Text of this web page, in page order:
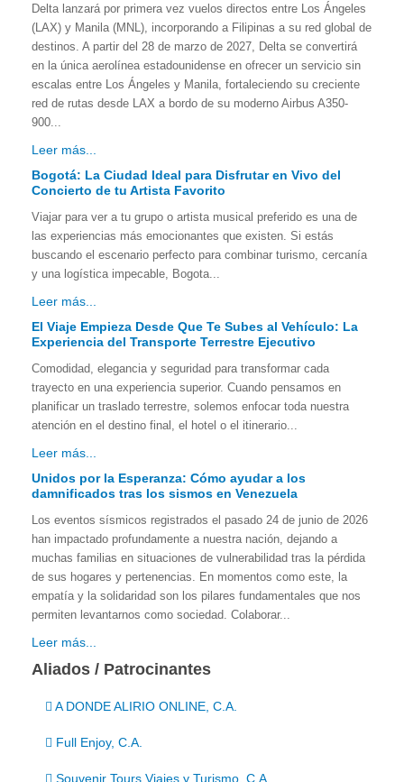
Delta lanzará por primera vez vuelos directos entre Los Ángeles
(LAX) y Manila (MNL), incorporando a Filipinas a su red global de
destinos. A partir del 28 de marzo de 2027, Delta se convertirá
en la única aerolínea estadounidense en ofrecer un servicio sin
escalas entre Los Ángeles y Manila, fortaleciendo su creciente
red de rutas desde LAX a bordo de su moderno Airbus A350-
900...
Leer más...
Bogotá: La Ciudad Ideal para Disfrutar en Vivo del
Concierto de tu Artista Favorito
Viajar para ver a tu grupo o artista musical preferido es una de
las experiencias más emocionantes que existen. Si estás
buscando el escenario perfecto para combinar turismo, cercanía
y una logística impecable, Bogota...
Leer más...
El Viaje Empieza Desde Que Te Subes al Vehículo: La
Experiencia del Transporte Terrestre Ejecutivo
Comodidad, elegancia y seguridad para transformar cada
trayecto en una experiencia superior. Cuando pensamos en
planificar un traslado terrestre, solemos enfocar toda nuestra
atención en el destino final, el hotel o el itinerario...
Leer más...
Unidos por la Esperanza: Cómo ayudar a los
damnificados tras los sismos en Venezuela
Los eventos sísmicos registrados el pasado 24 de junio de 2026
han impactado profundamente a nuestra nación, dejando a
muchas familias en situaciones de vulnerabilidad tras la pérdida
de sus hogares y pertenencias. En momentos como este, la
empatía y la solidaridad son los pilares fundamentales que nos
permiten levantarnos como sociedad. Colaborar...
Leer más...
Aliados / Patrocinantes
A DONDE ALIRIO ONLINE, C.A.
Full Enjoy, C.A.
Souvenir Tours Viajes y Turismo, C.A.